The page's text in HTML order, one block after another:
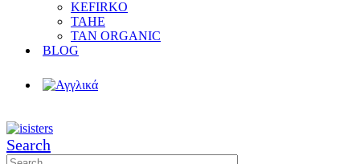
KEFIRKO
TAHE
TAN ORGANIC
BLOG
Search